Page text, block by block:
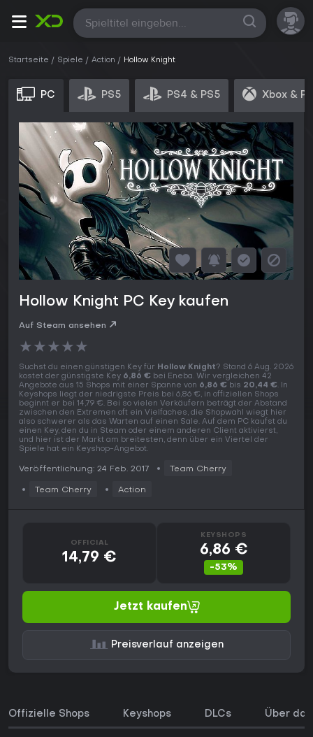
Alle
Startseite Spiele Action Hollow Knight
PC PS5 PS4 & PS5 Xbox &
Hollow Knight PC Key kaufen
Auf Steam ansehen
★★★★★
Suchst du einen günstigen Key für Hollow Knight? Stand 6 Aug. 2026
kostet der günstigste Key 6,86 € bei Eneba. Wir vergleichen 42
Angebote aus 15 Shops mit einer Spanne von 6,86 € bis 20,44 €. In
Keyshops liegt der niedrigste Preis bei 6,86 €, in offiziellen Shops
beginnt er bei 14,79 €. Bei so vielen Verkäufern beträgt der Abstand
zwischen den Extremen oft ein Vielfaches, die Shopwahl wiegt hier
also schwerer als das Warten auf einen Sale. Auf dem PC kaufst du
einen Key, den du in Steam oder einem anderen Client aktivierst,
und hier ist der Markt am breitesten, denn über ein Viertel der
Spiele hat ein Keyshop-Angebot.
Veröffentlichung: 24 Feb. 2017 Team Cherry
Team Cherry Action
OFFICIAL
14,79 €
KEYSHOPS
6,86 €
-53%
Jetzt kaufen
Preisverlauf anzeigen
Offizielle Shops Keyshops DLCs Über